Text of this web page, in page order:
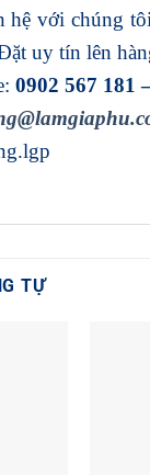
với chúng tôi
uy tín lên
0902 567 181
TỰ